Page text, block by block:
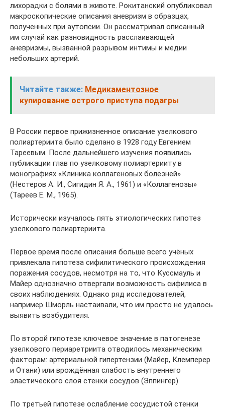
лихорадки с болями в животе. Рокитанский опубликовал
макроскопические описания аневризм в образцах,
полученных при аутопсии. Он рассматривал описанный
им случай как разновидность расслаивающей
аневризмы, вызванной разрывом интимы и медии
небольших артерий.
Читайте также: Медикаментозное
купирование острого приступа подагры
В России первое прижизненное описание узелкового
полиартериита было сделано в 1928 году Евгением
Тареевым. После дальнейшего изучения появились
публикации глав по узелковому полиартерииту в
монографиях «Клиника коллагеновых болезней»
(Нестеров А. И., Сигидин Я. А., 1961) и «Коллагенозы»
(Тареев Е. М., 1965).
Исторически изучалось пять этиологических гипотез
узелкового полиартериита.
Первое время после описания больше всего учёных
привлекала гипотеза сифилитического происхождения
поражения сосудов, несмотря на то, что Куссмауль и
Майер однозначно отвергали возможность сифилиса в
своих наблюдениях. Однако ряд исследователей,
например Шморль настаивали, что им просто не удалось
выявить возбудителя.
По второй гипотезе ключевое значение в патогенезе
узелкового периаретриита отводилось механическим
факторам: артериальной гипертензии (Майер, Клемперер
и Отани) или врождённая слабость внутреннего
эластического слоя стенки сосудов (Эппингер).
По третьей гипотезе ослабление сосудистой стенки